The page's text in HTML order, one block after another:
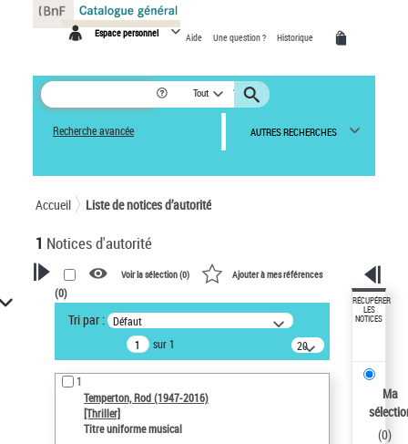
Espace personnel Aide Une question ? Historique
Tout
Recherche avancée AUTRES RECHERCHES
Accueil Liste de notices d’autorité
1 Notices d'autorité
VOTRE RECHERCHE
Recherche avancée dans les
notices d’autorité
Œuvres liées à l'auteur :
Temperton, Rod (1947-2016)
Voir la sélection (0) Ajouter à mes références
(0)
Tri par : Défaut
sur 1
20
résultats/page
1
Temperton, Rod (1947-2016)
[Thriller]
Titre uniforme musical
RÉCUPÉRER
LES
NOTICES
Ma
(0)
Panneau de gestion des cookies